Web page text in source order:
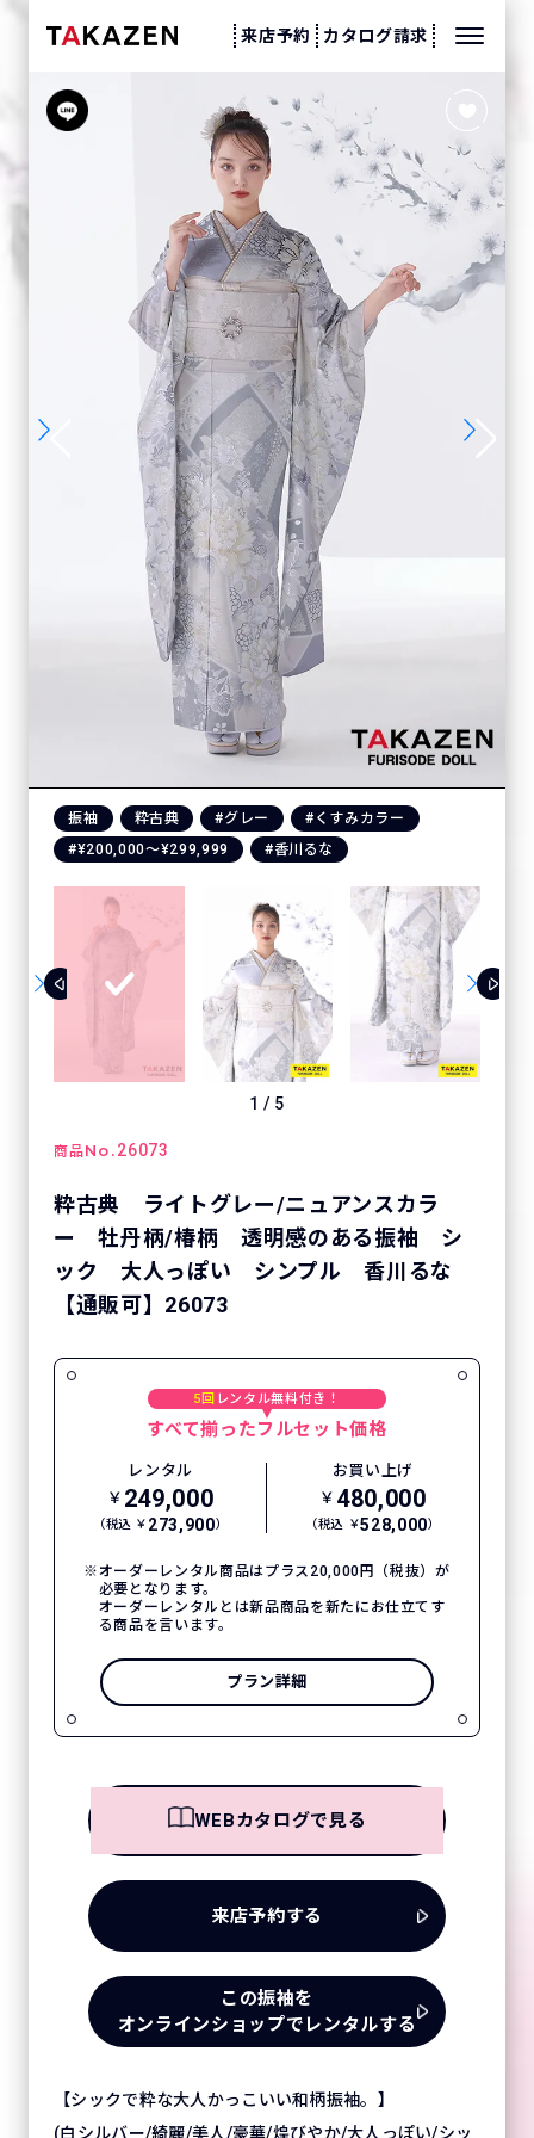
来店予約 カタログ請求
振袖 粋古典 #グレー
#くすみカラー
#¥200,000〜¥299,999
#香川るな
1 / 5
商品No.26073
粋古典 ライトグレー/ニュアンスカラ
ー 牡丹柄/椿柄 透明感のある振袖 シ
ック 大人っぽい シンプル 香川るな
【通販可】26073
5回 レンタル無料付き！
すべて揃ったフルセット価格
レンタル
￥ 249,000
（税込 ￥ 273,900）
お買い上げ
￥ 480,000
（税込 ￥528,000）
オーダーレンタル商品はプラス20,000円（税抜）が
必要となります。
オーダーレンタルとは新品商品を新たにお仕立てす
る商品を言います。
プラン詳細
WEBカタログで見る
来店予約する
この振袖を
オンラインショップでレンタルする
【シックで粋な大人かっこいい和柄振袖。】
(白シルバー/綺麗/美人/豪華/煌びやか/大人っぽい/シッ